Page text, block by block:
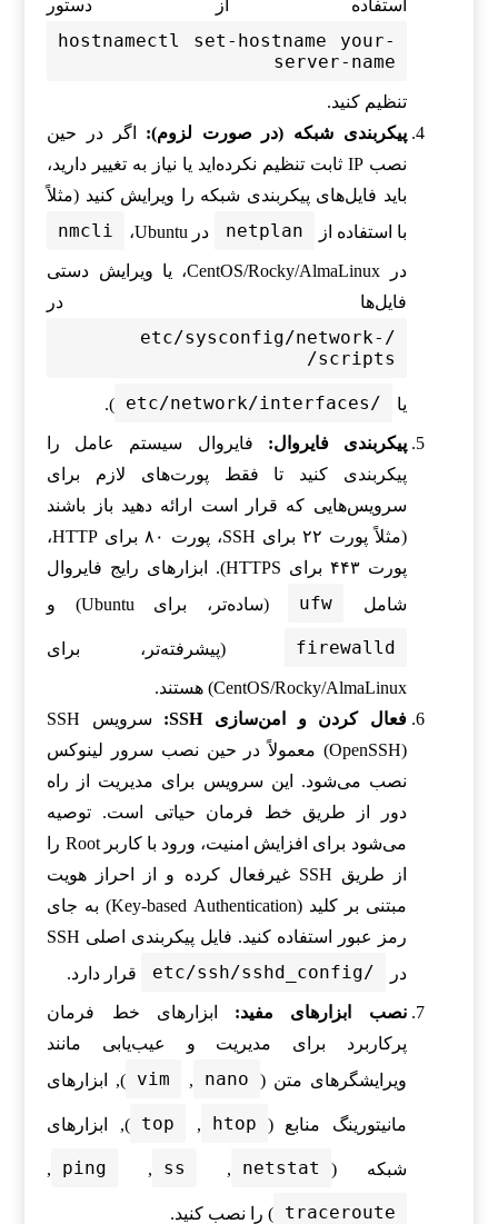
استفاده از دستور
hostnamectl set-hostname your-
server-name
تنظیم کنید.
پیکربندی شبکه (در صورت لزوم): اگر در حین
نصب IP ثابت تنظیم نکرده‌اید یا نیاز به تغییر دارید،
باید فایل‌های پیکربندی شبکه را ویرایش کنید (مثلاً
با استفاده از
netplan در Ubuntu، nmcli
در CentOS/Rocky/AlmaLinux، یا ویرایش دستی
فایل‌ها در
/etc/sysconfig/network-
scripts/
یا /etc/network/interfaces
).
پیکربندی فایروال: فایروال سیستم عامل را
پیکربندی کنید تا فقط پورت‌های لازم برای
سرویس‌هایی که قرار است ارائه دهید باز باشند
(مثلاً پورت ۲۲ برای SSH، پورت ۸۰ برای HTTP،
پورت ۴۴۳ برای HTTPS). ابزارهای رایج فایروال
شامل
ufw (ساده‌تر، برای Ubuntu) و
firewalld (پیشرفته‌تر، برای
CentOS/Rocky/AlmaLinux) هستند.
فعال کردن و امن‌سازی SSH:
سرویس SSH
(OpenSSH) معمولاً در حین نصب سرور لینوکس
نصب می‌شود. این سرویس برای مدیریت از راه
دور از طریق خط فرمان حیاتی است. توصیه
می‌شود برای افزایش امنیت، ورود با کاربر Root را
از طریق SSH غیرفعال کرده و از احراز هویت
مبتنی بر کلید (Key-based Authentication) به جای
رمز عبور استفاده کنید. فایل پیکربندی اصلی SSH
در
/etc/ssh/sshd_config قرار دارد.
نصب ابزارهای مفید: ابزارهای خط فرمان
پرکاربرد برای مدیریت و عیب‌یابی مانند
ویرایشگرهای متن (
nano
,
vim ), ابزارهای
مانیتورینگ منابع ( htop
,
top ), ابزارهای
شبکه ( netstat
,
ss
,
ping
,
traceroute ) را نصب کنید.